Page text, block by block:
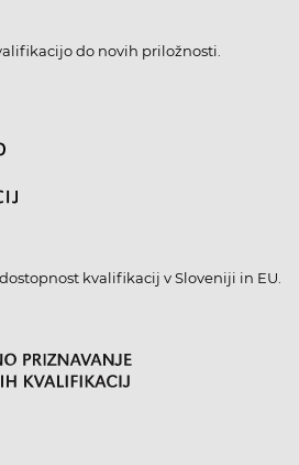
do novih priložnosti.
kvalifikacij v Sloveniji in EU.